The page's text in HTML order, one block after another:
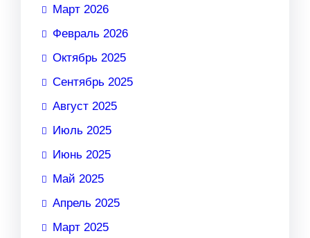
Март 2026
Февраль 2026
Октябрь 2025
Сентябрь 2025
Август 2025
Июль 2025
Июнь 2025
Май 2025
Апрель 2025
Март 2025